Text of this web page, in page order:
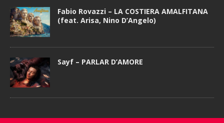
Fabio Rovazzi – LA COSTIERA AMALFITANA
(feat. Arisa, Nino D’Angelo)
Sayf – PARLAR D’AMORE